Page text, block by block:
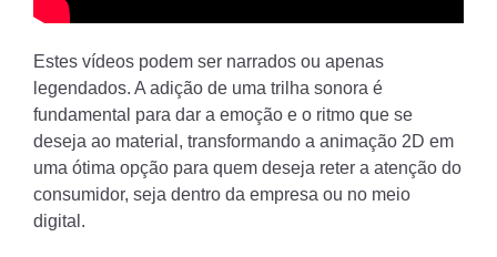
Estes vídeos podem ser narrados ou apenas
legendados. A adição de uma trilha sonora é
fundamental para dar a emoção e o ritmo que se
deseja ao material, transformando a animação 2D em
uma ótima opção para quem deseja reter a atenção do
consumidor, seja dentro da empresa ou no meio
digital.